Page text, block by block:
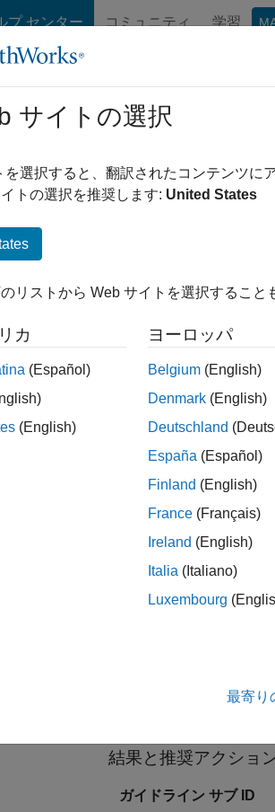
プ センター コミュニティ 学習
ンおよび
Stateflow 内
チェック ID:
説明
条件アクションと遷移
このチェックにはSimulink
チェックのパラメー
このチェックには、
参考として、NA-MAAB
おりです。
NA-MAAB — a1/a2
既定では、サブチ
結果と推奨アクショ
ガイドライン サブ ID
サイトの選択
を選択すると、翻訳されたコンテンツに
トの選択を推奨します: United States
リストから Web サイトを選択すること
カ
(Español)
(English)
ヨーロッパ
Belgium (English)
Denmark (English)
Deutschland
España (Español)
Finland (English)
France (Français)
Ireland (English)
Italia (Italiano)
Luxembourg
最寄り